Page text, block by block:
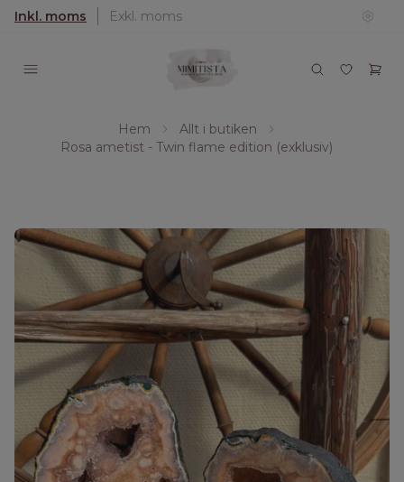
Inkl. moms Exkl. moms
Hem
Allt i butiken
Rosa ametist - Twin flame edition (exklusiv)